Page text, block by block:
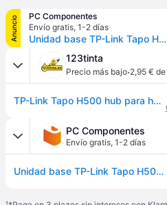
Anuncio
PC Componentes
Envío gratis, 1-2 días
Unidad base TP-Link Tapo H500 Interior Blanco Conectividad inalámbrica y cableada
123tinta
Precio más bajo·2,95 €
TP-Link Tapo H500 hub para hogar inteligente
PC Componentes
Envío gratis, 1-2 días
Unidad base TP-Link Tapo H500 Interior Blanco Conectividad inalámbrica y cableada